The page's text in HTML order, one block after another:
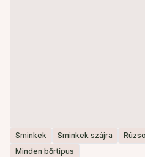
Sminkek Sminkek szájra
Minden bőrtípus